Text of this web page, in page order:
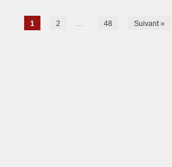
1 2 … 48 Suivant »